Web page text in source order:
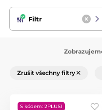
Filtr
Zrušit všechny filtry
S kódem: 2PLUS1